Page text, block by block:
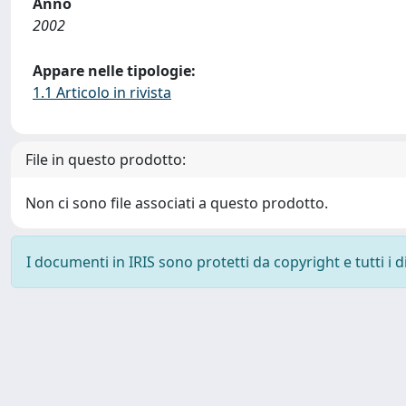
2002
Appare nelle tipologie:
1.1 Articolo in rivista
File in questo prodotto:
Non ci sono file associati a questo prodotto.
I documenti in IRIS sono protetti da copyright e tutti i